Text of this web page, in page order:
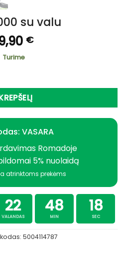
su valu
€
Turime
su valu
VASARA
Romadoje
5% nuolaidą
atrinktoms prekėms
22
VALANDAS
48
MIN
17
SEC
5004114787